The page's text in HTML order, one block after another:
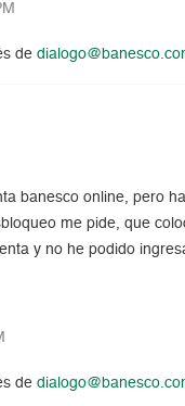
de
banesco online, pero
me pide, que
y no he podido
de